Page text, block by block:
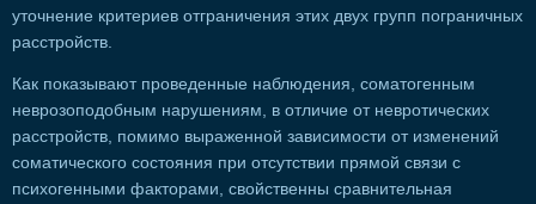
уточнение критериев отграничения этих двух групп пограничных
расстройств.
Как показывают проведенные наблюдения, соматогенным
неврозоподобным нарушениям, в отличие от невротических
расстройств, помимо выраженной зависимости от изменений
соматического состояния при отсутствии прямой связи с
психогенными факторами, свойственны сравнительная